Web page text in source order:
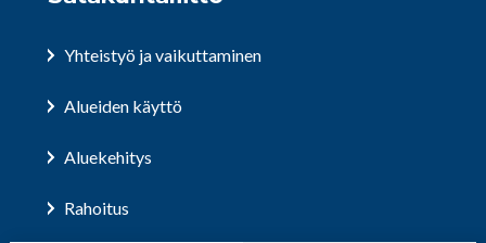
Yhteistyö ja vaikuttaminen
Alueiden käyttö
Aluekehitys
Rahoitus